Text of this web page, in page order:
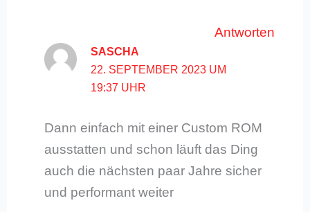
Antworten
SASCHA
22. SEPTEMBER 2023 UM
19:37 UHR
Dann einfach mit einer Custom ROM
ausstatten und schon läuft das Ding
auch die nächsten paar Jahre sicher
und performant weiter